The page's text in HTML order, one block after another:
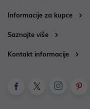
Informacije za kupce
Saznajte više
Kontakt informacije